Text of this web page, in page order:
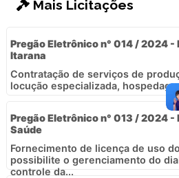
Mais Licitações
Pregão Eletrônico n° 014 / 2024
Itarana
Contratação de serviços de
locução especializada,
Pregão Eletrônico n° 013 / 2024 -
Saúde
Fornecimento de licença de uso
possibilite o gerenciamento do
controle da...